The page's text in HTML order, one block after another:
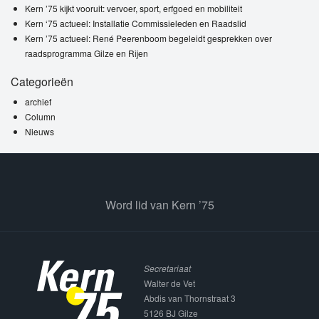
Kern ’75 kijkt vooruit: vervoer, sport, erfgoed en mobiliteit
Kern ‘75 actueel: Installatie Commissieleden en Raadslid
Kern ’75 actueel: René Peerenboom begeleidt gesprekken over
raadsprogramma Gilze en Rijen
Categorieën
archief
Column
Nieuws
Word lid van Kern ’75
Secretariaat
Walter de Vet
Abdis van Thornstraat 3
5126 BJ Gilze